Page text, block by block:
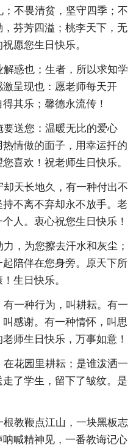
不畏清贫，坚守四季；不
芬芳四溢；桃李天下，无
愿您生日快乐。
惑也；生者，所以求知学
呈现也：愿老师每天开
其乐；馨德永流传！
送您：温暖无比的爱心
情做的面子，用幸运扦的
喜欢！祝老师生日快乐。
天长地久，有一种付出不
不离不弃却永不放手。老
人。衷心祝您生日快乐！
，为您擦去汗水和灰尘；
陪伴在您身旁。原天下所
生日快乐。
一种行为，叫耕耘。有一
感谢。有一种情怀，叫思
师生日快乐，万事如意！
花园里耕耘；是谁泼洒一
了学生，留下了皱纹。是
教鞭点江山，一块黑板志
喊精神见，一番教诲记心